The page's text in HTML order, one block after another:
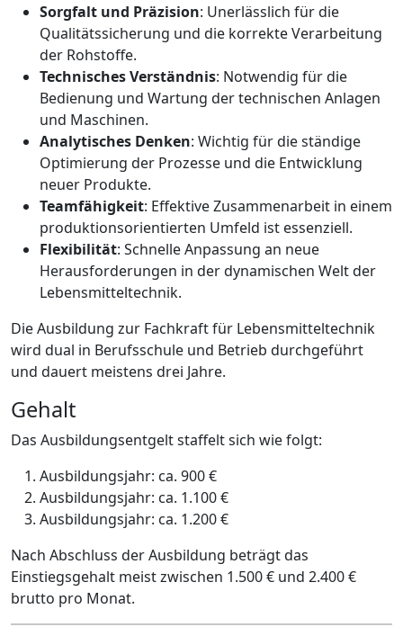
Sorgfalt und Präzision: Unerlässlich für die
Qualitätssicherung und die korrekte Verarbeitung
der Rohstoffe.
Technisches Verständnis: Notwendig für die
Bedienung und Wartung der technischen Anlagen
und Maschinen.
Analytisches Denken: Wichtig für die ständige
Optimierung der Prozesse und die Entwicklung
neuer Produkte.
Teamfähigkeit: Effektive Zusammenarbeit in einem
produktionsorientierten Umfeld ist essenziell.
Flexibilität: Schnelle Anpassung an neue
Herausforderungen in der dynamischen Welt der
Lebensmitteltechnik.
Die Ausbildung zur Fachkraft für Lebensmitteltechnik
wird dual in Berufsschule und Betrieb durchgeführt
und dauert meistens drei Jahre.
Gehalt
Das Ausbildungsentgelt staffelt sich wie folgt:
Ausbildungsjahr: ca. 900 €
Ausbildungsjahr: ca. 1.100 €
Ausbildungsjahr: ca. 1.200 €
Nach Abschluss der Ausbildung beträgt das
Einstiegsgehalt meist zwischen 1.500 € und 2.400 €
brutto pro Monat.